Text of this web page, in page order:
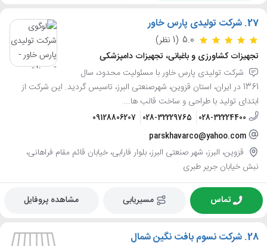
27. شرکت تولیدی پارس خاور
5.0 (1 نظر)
تجهیزات کشاورزی و باغبانی، تجهیزات دامپزشکی
شرکت تولیدی پارس خاور با مسئولیت محدود، سال
1361 در ایران، استان قزوین، شهرصنعتی البرز، تاسیس گردید. این شرکت از
ابتدای تولید با طراحی و ساخت قالب ها...
028-32224400
028-32229765
09128806207
parskhavarco@yahoo.com
قزوین، البرز، شهر صنعتی البرز، بلوار فارابی، خیابان قائم مقام فراهانی،
نبش خیابان جریر طبری
تماس مسیریابی مشاهده پروفایل
28. شرکت نسوم بافت نگین شمال